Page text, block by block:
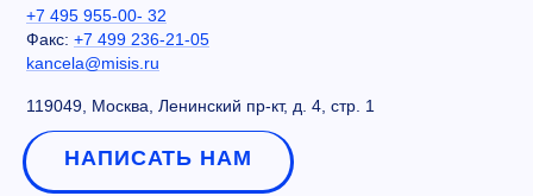
+7 495 955-00- 32
Факс: +7 499 236-21-05
kancela@misis.ru
119049, Москва, Ленинский пр-кт, д. 4, стр. 1
НАПИСАТЬ НАМ